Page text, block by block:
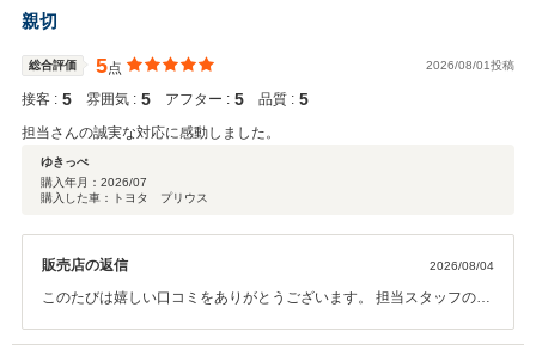
みです。 これからもご期待にお応えできるよう、丁寧な対応と質の高
いサービスを心がけてまいります。 今後ともどうぞよろしくお願いい
たします。
親切
総合評価 5点 2026/08/01投稿
接客 : 5 雰囲気 : 5 アフター : 5 品質 : 5
担当さんの誠実な対応に感動しました。
ゆきっぺ
購入年月： 2026/07
購入した車：トヨタ プリウス
販売店の返信 2026/08/04
このたびは嬉しい口コミをありがとうございます。 担当スタッフの対
感動していただけたとのこと、スタッフ一同とても嬉しく思っており